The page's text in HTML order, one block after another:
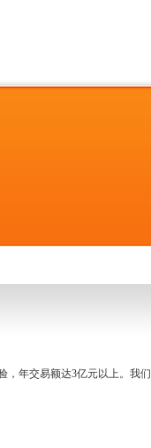
，年交易额达3亿元以上。我